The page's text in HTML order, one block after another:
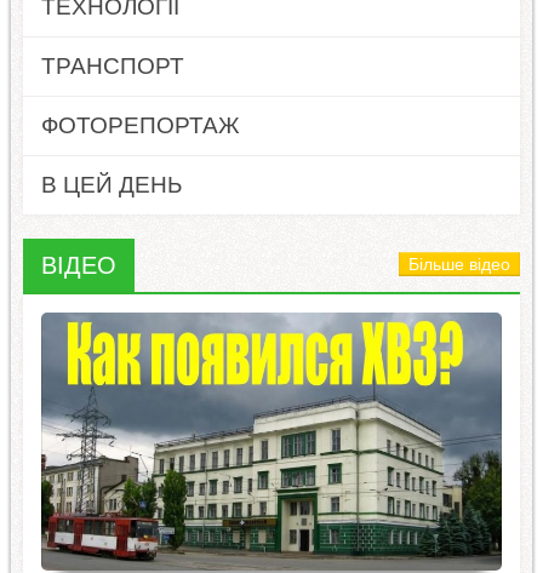
ТЕХНОЛОГІЇ
ТРАНСПОРТ
ФОТОРЕПОРТАЖ
В ЦЕЙ ДЕНЬ
ВІДЕО Більше відео